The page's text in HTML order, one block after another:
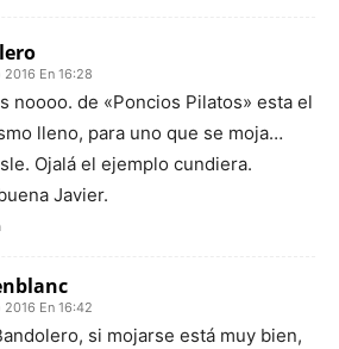
En 16:28
noooo. de «Poncios Pilatos» esta el
lleno, para uno que se moja…
Ojalá el ejemplo cundiera.
Javier.
En 16:42
si mojarse está muy bien,